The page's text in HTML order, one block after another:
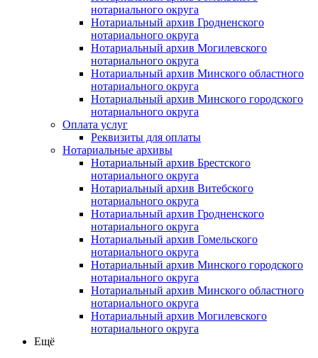
нотариального округа
Нотариальный архив Гродненского
нотариального округа
Нотариальный архив Могилевского
нотариального округа
Нотариальный архив Минского областного
нотариального округа
Нотариальный архив Минского городского
нотариального округа
Оплата услуг
Реквизиты для оплаты
Нотариальные архивы
Нотариальный архив Брестского
нотариального округа
Нотариальный архив Витебского
нотариального округа
Нотариальный архив Гродненского
нотариального округа
Нотариальный архив Гомельского
нотариального округа
Нотариальный архив Минского городского
нотариального округа
Нотариальный архив Минского областного
нотариального округа
Нотариальный архив Могилевского
нотариального округа
Ещё